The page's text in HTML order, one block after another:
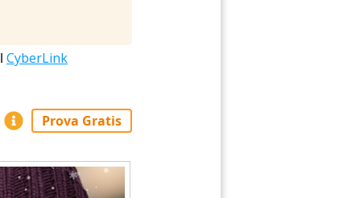
CyberLink
Prova Gratis